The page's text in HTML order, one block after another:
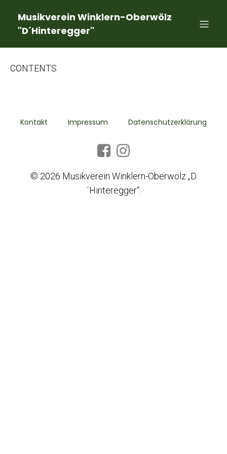
Musikverein Winklern-Oberwölz
"D´Hinteregger"
CONTENTS
Kontakt Impressum Datenschutzerklärung
© 2026 Musikverein Winklern-Oberwölz „D
´Hinteregger“.